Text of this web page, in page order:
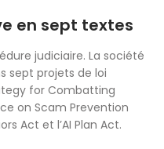
en sept textes
judiciaire. La société
sept projets de loi
for Combatting
on Scam Prevention
Act et l’AI Plan Act.